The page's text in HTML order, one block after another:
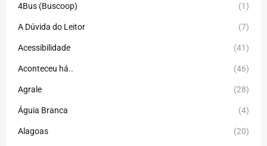
4Bus (Buscoop) (1)
A Dúvida do Leitor (7)
Acessibilidade (41)
Aconteceu há.. (46)
Agrale (28)
Águia Branca (4)
Alagoas (20)